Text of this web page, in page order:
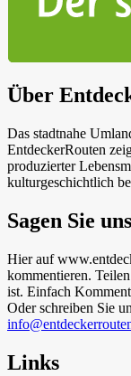
Über
Das stadtnahe
EntdeckerRouten
produzierter
kulturgeschichtlich
Sagen Sie
Hier auf
kommentieren.
ist. Einfach
Oder schreiben Sie
Links